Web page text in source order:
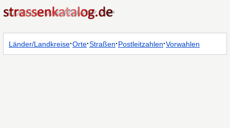
Länder/Landkreise·Orte·Straßen·Postleitzahlen·Vorwahlen